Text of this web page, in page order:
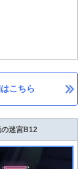
こちら
の迷宮B12